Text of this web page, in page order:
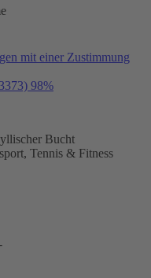
mit einer Zustimmung
98%
Bucht
Tennis & Fitness